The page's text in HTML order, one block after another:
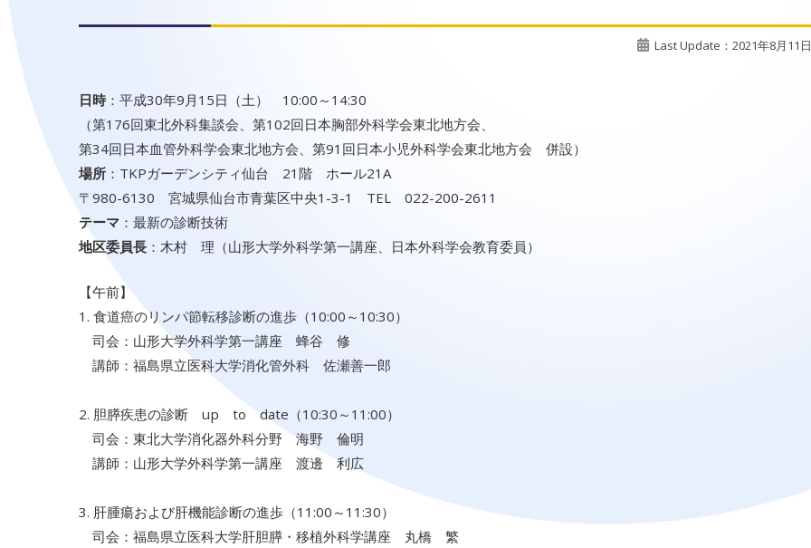
Last Update：2021年8月11日
日時：平成30年9月15日（土） 10:00～14:30
（第176回東北外科集談会、第102回日本胸部外科学会東北地方会、
第34回日本血管外科学会東北地方会、第91回日本小児外科学会東北地方会 併設）
場所 ：TKPガーデンシティ仙台 21階 ホール21A
〒980-6130 宮城県仙台市青葉区中央1-3-1 TEL 022-200-2611
テーマ ：最新の診断技術
地区委員長 ：木村 理（山形大学外科学第一講座、日本外科学会教育委員）
【午前】
1. 食道癌のリンパ節転移診断の進歩（10:00～10:30）
司会：山形大学外科学第一講座 蜂谷 修
講師：福島県立医科大学消化管外科 佐瀬善一郎
2. 胆膵疾患の診断 up to date（10:30～11:00）
司会：東北大学消化器外科分野 海野 倫明
講師：山形大学外科学第一講座 渡邊 利広
3. 肝腫瘍および肝機能診断の進歩（11:00～11:30）
司会：福島県立医科大学肝胆膵・移植外科学講座 丸橋 繁